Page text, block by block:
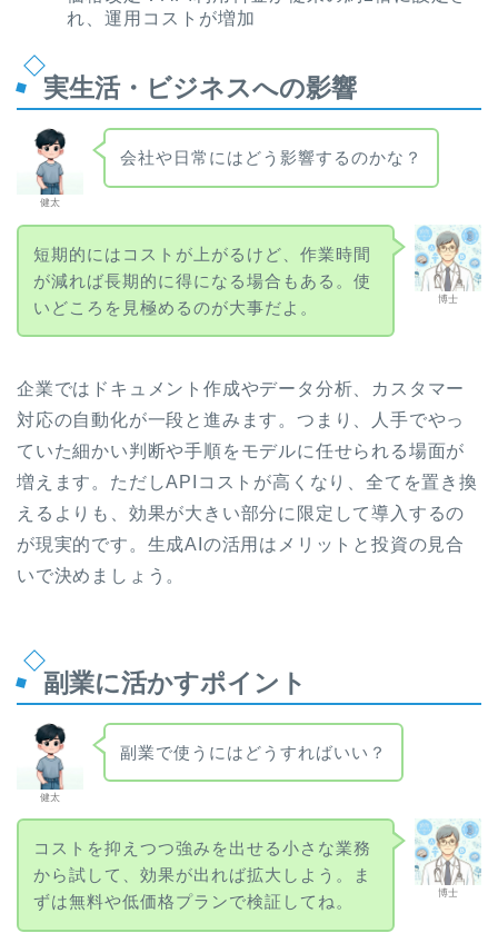
れ、運用コストが増加
実生活・ビジネスへの影響
健太
会社や日常にはどう影響するのかな？
博士
短期的にはコストが上がるけど、作業時間
が減れば長期的に得になる場合もある。使
いどころを見極めるのが大事だよ。
企業ではドキュメント作成やデータ分析、カスタマー
対応の自動化が一段と進みます。つまり、人手でやっ
ていた細かい判断や手順をモデルに任せられる場面が
増えます。ただしAPIコストが高くなり、全てを置き換
えるよりも、効果が大きい部分に限定して導入するの
が現実的です。生成AIの活用はメリットと投資の見合
いで決めましょう。
副業に活かすポイント
健太
副業で使うにはどうすればいい？
博士
コストを抑えつつ強みを出せる小さな業務
から試して、効果が出れば拡大しよう。ま
ずは無料や低価格プランで検証してね。